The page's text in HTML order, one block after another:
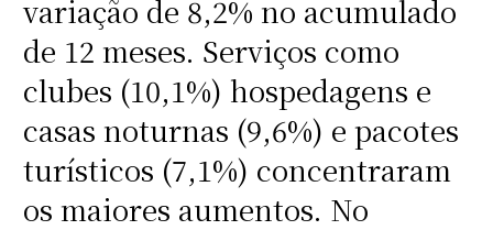
variação de 8,2% no acumulado
de 12 meses. Serviços como
clubes (10,1%) hospedagens e
casas noturnas (9,6%) e pacotes
turísticos (7,1%) concentraram
os maiores aumentos. No